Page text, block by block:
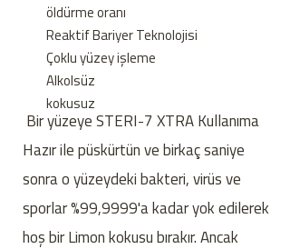
Bir yüzeye STERI-7 XTRA Kullanıma
Hazır ile püskürtün ve birkaç saniye
sonra o yüzeydeki bakteri, virüs ve
sporlar %99,9999'a kadar yok edilerek
hoş bir Limon kokusu bırakır. Ancak
öldürme oranı
Reaktif Bariyer Teknolojisi
Çoklu yüzey işleme
Alkolsüz
kokusuz